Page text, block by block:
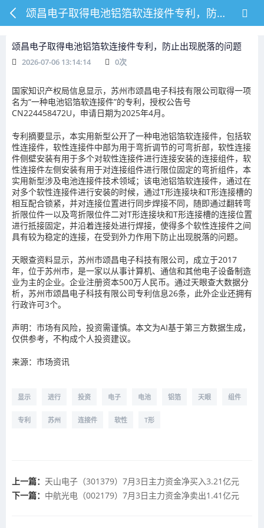
颂昌电子取得电池铝箔软连接件专利，防止出现脱落的问题
颂昌电子取得电池铝箔软连接件专利，防止出现脱落的问题
2026-07-06 13:14:14 0次
国家知识产权局信息显示，苏州市颂昌电子科技有限公司取得一项
名为“一种电池铝箔软连接件”的专利，授权公告号
CN224458472U，申请日期为2025年4月。
专利摘要显示，本实用新型公开了一种电池铝箔软连接件，包括软
性连接件，软性连接件中部为用于弯折调节的可弯折部，软性连接
件侧壁安装有用于多个对软性连接件进行连接安装的连接组件，软
性连接件左侧安装有用于对连接组件进行限位固定的弯折组件，本
实用新型涉及电池连接件技术领域；该电池铝箔软连接件，通过在
对多个软性连接件进行安装的时候，通过T形连接块和T形连接槽的
相互配合锁紧，并对连接位置进行同步焊接不同，随即通过翻转弯
折限位件一以及弯折限位件二对T形连接块和T形连接槽的连接位置
进行抵接固定，并沿着连接处进行焊接，使得多个软性连接件之间
具有较为稳定的连接，在受到外力作用下防止出现脱落的问题。
天眼查资料显示，苏州市颂昌电子科技有限公司，成立于2017
年，位于苏州市，是一家以从事计算机、通信和其他电子设备制造
业为主的企业。企业注册资本500万人民币。通过天眼查大数据分
析，苏州市颂昌电子科技有限公司专利信息26条，此外企业还拥有
行政许可3个。
声明：市场有风险，投资需谨慎。本文为AI基于第三方数据生成，
仅供参考，不构成个人投资建议。
来源：市场资讯
显示 进行 投资 电子 电池 铝箔 天眼 组件
专利 苏州 连接件 软性 T形
上一篇： 天山电子（301379）7月3日主力资金净买入3.21亿元
下一篇： 中航光电（002179）7月3日主力资金净卖出1.41亿元